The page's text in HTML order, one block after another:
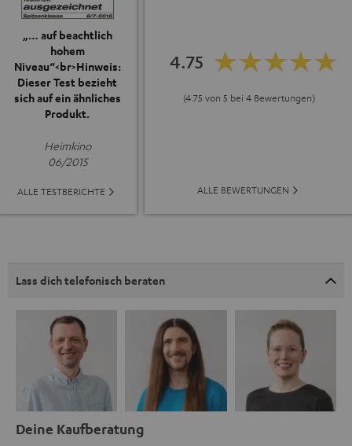
„… auf beachtlich
hohem
Niveau“<br>Hinweis:
Dieser Test bezieht
sich auf ein ähnliches
Produkt.
Heimkino
06/2015
ALLE TESTBERICHTE
4.75
(4.75 von 5 bei 4 Bewertungen)
ALLE BEWERTUNGEN
Lass dich telefonisch beraten
Deine Kaufberatung